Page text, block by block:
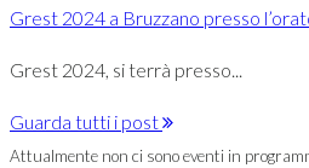
Grest 2024 a Bruzzano presso
Grest 2024, si terrà presso...
Guarda tutti i post
Attualmente non ci sono eventi in